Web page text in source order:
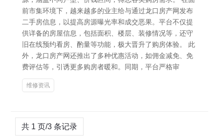
前市集环境下，越来越多的业主给与通过龙口房产网发布
二手房信息，以提高房源曝光率和成交恶果。平台不仅提
供详备的房屋信息，包括面积、楼层、装修情况等，还守
旧在线预约看房、酌量等功能，极大晋升了购房体验。 此
外，龙口房产网还推出了多种优惠活动，如佣金减免、免
费评估等，引诱更多购房者暖和。同期，平台严格审
维修资讯
共 1 页/3 条记录